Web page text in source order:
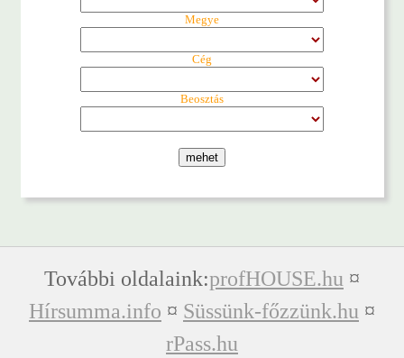
Megye
Cég
Beosztás
További oldalaink:profHOUSE.hu ¤
Hírsumma.info ¤ Süssünk-főzzünk.hu ¤
rPass.hu